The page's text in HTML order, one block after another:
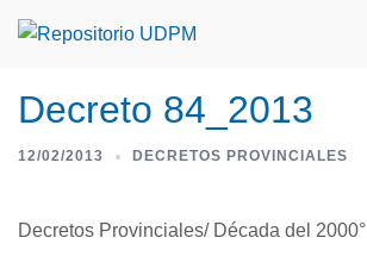
Decreto 84_2013
12/02/2013 DECRETOS PROVINCIALES
Decretos Provinciales/ Década del 2000°